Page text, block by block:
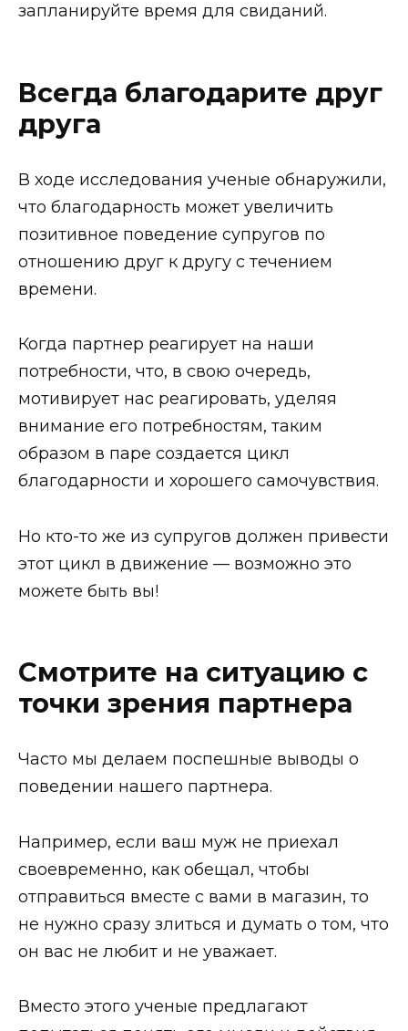
запланируйте время для свиданий.
Всегда благодарите друг
друга
В ходе исследования ученые обнаружили,
что благодарность может увеличить
позитивное поведение супругов по
отношению друг к другу с течением
времени.
Когда партнер реагирует на наши
потребности, что, в свою очередь,
мотивирует нас реагировать, уделяя
внимание его потребностям, таким
образом в паре создается цикл
благодарности и хорошего самочувствия.
Но кто-то же из супругов должен привести
этот цикл в движение — возможно это
можете быть вы!
Смотрите на ситуацию с
точки зрения партнера
Часто мы делаем поспешные выводы о
поведении нашего партнера.
Например, если ваш муж не приехал
своевременно, как обещал, чтобы
отправиться вместе с вами в магазин, то
не нужно сразу злиться и думать о том, что
он вас не любит и не уважает.
Вместо этого ученые предлагают